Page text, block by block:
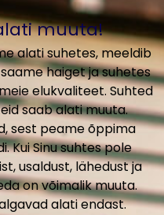
muuta!
alati suhetes, meeldib
haiget ja suhetes
elukvaliteet. Suhted
saab alati muuta.
sest peame õppima
Kui Sinu suhtes pole
usaldust, lähedust ja
on võimalik muuta.
alati endast.